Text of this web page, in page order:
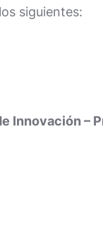
siguientes:
Innovación –